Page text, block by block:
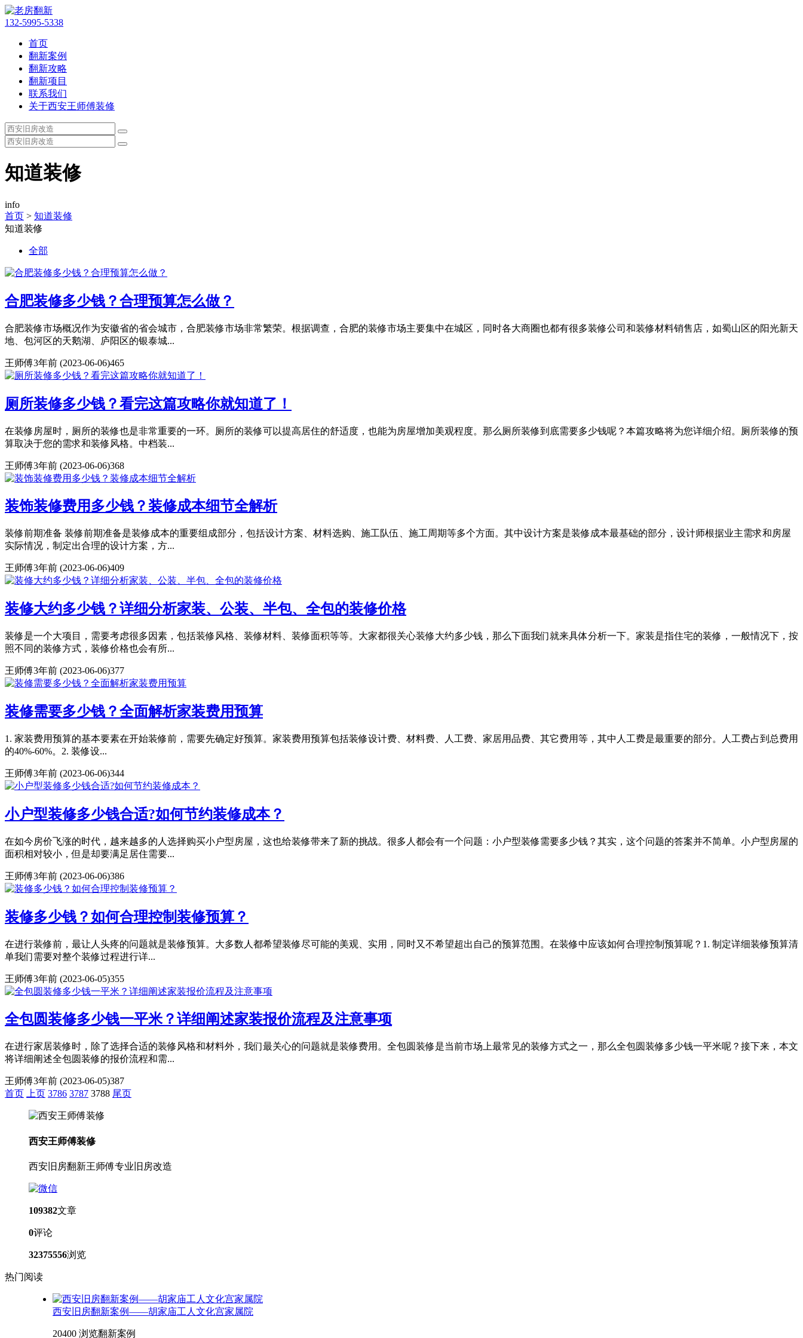
132-5995-5338
首页
翻新案例
翻新攻略
翻新项目
联系我们
关于西安王师傅装修
知道装修
info
首页 > 知道装修
知道装修
全部
合肥装修多少钱？合理预算怎么做？
合肥装修市场概况作为安徽省的省会城市，合肥装修市场非常繁荣。根据调查，合肥的装修市场主要集中在城区，同时各大商圈也都有很多装修公司和装修材料销售店，如蜀山区的阳光新天
地、包河区的天鹅湖、庐阳区的银泰城...
王师傅3年前 (2023-06-06)465
厕所装修多少钱？看完这篇攻略你就知道了！
在装修房屋时，厕所的装修也是非常重要的一环。厕所的装修可以提高居住的舒适度，也能为房屋增加美观程度。那么厕所装修到底需要多少钱呢？本篇攻略将为您详细介绍。厕所装修的预
算取决于您的需求和装修风格。中档装...
王师傅3年前 (2023-06-06)368
装饰装修费用多少钱？装修成本细节全解析
装修前期准备 装修前期准备是装修成本的重要组成部分，包括设计方案、材料选购、施工队伍、施工周期等多个方面。其中设计方案是装修成本最基础的部分，设计师根据业主需求和房屋
实际情况，制定出合理的设计方案，方...
王师傅3年前 (2023-06-06)409
装修大约多少钱？详细分析家装、公装、半包、全包的装修价格
装修是一个大项目，需要考虑很多因素，包括装修风格、装修材料、装修面积等等。大家都很关心装修大约多少钱，那么下面我们就来具体分析一下。家装是指住宅的装修，一般情况下，按
照不同的装修方式，装修价格也会有所...
王师傅3年前 (2023-06-06)377
装修需要多少钱？全面解析家装费用预算
1. 家装费用预算的基本要素在开始装修前，需要先确定好预算。家装费用预算包括装修设计费、材料费、人工费、家居用品费、其它费用等，其中人工费是最重要的部分。人工费占到总费用
的40%-60%。2. 装修设...
王师傅3年前 (2023-06-06)344
小户型装修多少钱合适?如何节约装修成本？
在如今房价飞涨的时代，越来越多的人选择购买小户型房屋，这也给装修带来了新的挑战。很多人都会有一个问题：小户型装修需要多少钱？其实，这个问题的答案并不简单。小户型房屋的
面积相对较小，但是却要满足居住需要...
王师傅3年前 (2023-06-06)386
装修多少钱？如何合理控制装修预算？
在进行装修前，最让人头疼的问题就是装修预算。大多数人都希望装修尽可能的美观、实用，同时又不希望超出自己的预算范围。在装修中应该如何合理控制预算呢？1. 制定详细装修预算清
单我们需要对整个装修过程进行详...
王师傅3年前 (2023-06-05)355
全包圆装修多少钱一平米？详细阐述家装报价流程及注意事项
在进行家居装修时，除了选择合适的装修风格和材料外，我们最关心的问题就是装修费用。全包圆装修是当前市场上最常见的装修方式之一，那么全包圆装修多少钱一平米呢？接下来，本文
将详细阐述全包圆装修的报价流程和需...
王师傅3年前 (2023-06-05)387
首页️
上页 3786 3787 3788 尾页
西安王师傅装修
西安旧房翻新王师傅专业旧房改造
109382文章
0评论
32375556浏览
热门阅读
西安旧房翻新案例——胡家庙工人文化宫家属院
20400 浏览翻新案例